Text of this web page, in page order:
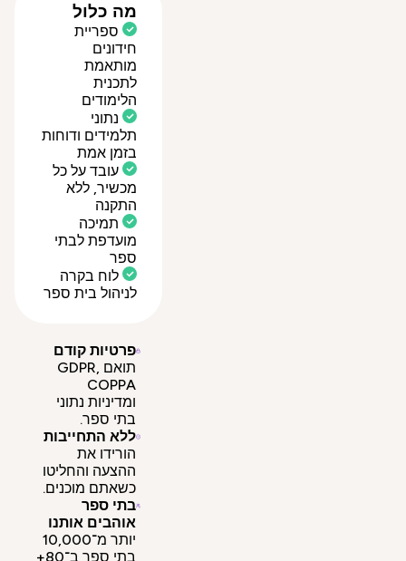
מה כלול
ספריית
חידונים
מותאמת
לתכנית
הלימודים
נתוני
תלמידים ודוחות
בזמן אמת
עובד על כל
מכשיר, ללא
התקנה
תמיכה
מועדפת לבתי
ספר
לוח בקרה
לניהול בית ספר
פרטיות קודם
תואם GDPR,
COPPA
ומדיניות נתוני
בתי ספר.
ללא התחייבות
הורידו את
ההצעה והחליטו
כשאתם מוכנים.
בתי ספר
אוהבים אותנו
יותר מ־10,000
בתי ספר ב־80+